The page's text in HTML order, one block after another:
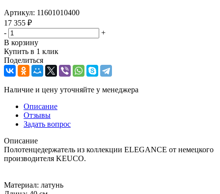
Артикул: 11601010400
17 355 ₽
-
+
В корзину
Купить в 1 клик
Поделиться
Наличие и цену уточняйте у менеджера
Описание
Отзывы
Задать вопрос
Описание
Полотенцедержатель из коллекции ELEGANCE от немецкого
производителя KEUCO.
Материал: латунь